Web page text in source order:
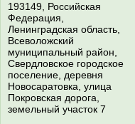
193149, Российская
Федерация,
Ленинградская область,
Всеволожский
муниципальный район,
Свердловское городское
поселение, деревня
Новосаратовка, улица
Покровская дорога,
земельный участок 7